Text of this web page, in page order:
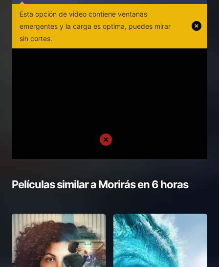
Esta opción de video contiene ventanas
emergentes y la carga es optima, puedes mirar
sin cortes.
Películas similar aMorirás en 6 horas